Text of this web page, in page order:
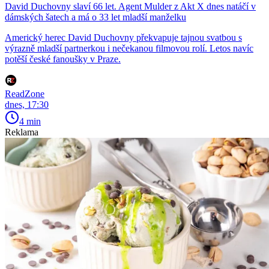
David Duchovny slaví 66 let. Agent Mulder z Akt X dnes natáčí v
dámských šatech a má o 33 let mladší manželku
Americký herec David Duchovny překvapuje tajnou svatbou s
výrazně mladší partnerkou i nečekanou filmovou rolí. Letos navíc
potěší české fanoušky v Praze.
ReadZone
dnes, 17:30
4 min
Reklama